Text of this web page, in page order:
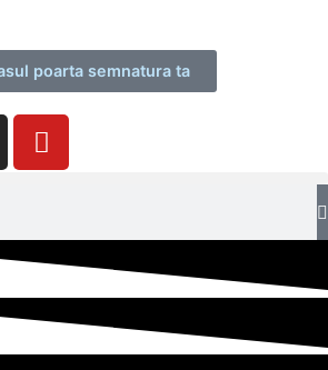
poarta semnatura ta